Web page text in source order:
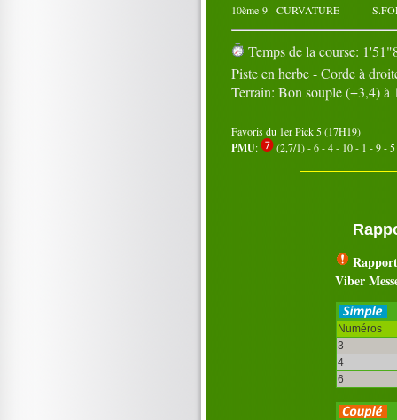
10ème 9 CURVATURE
Temps de la course:
Piste en herbe - Corde à
Terrain: Bon souple (+3,4) à
Favoris du 1er Pick 5 (17H19)
PMU: (2,7/1) - 6 - 4 - 10 - 1 - 9 -
Viber
Numéros
3
4
6